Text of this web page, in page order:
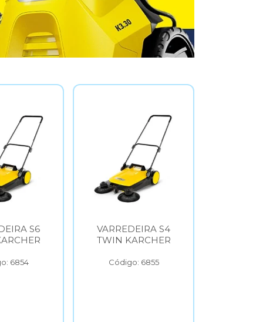
S4
6855
ASPIRADOR
VERTICAL VCL1
Código: 6856